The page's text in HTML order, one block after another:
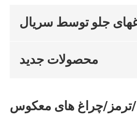
جلو توسط سریال
محصولات جدید
ترمز/چراغ های معکوس